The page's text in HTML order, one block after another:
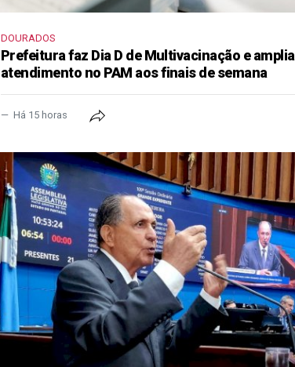
DOURADOS
Prefeitura faz Dia D de Multivacinação e amplia
atendimento no PAM aos finais de semana
Há 15 horas